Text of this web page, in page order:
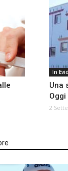
In
Una
Oggi
2